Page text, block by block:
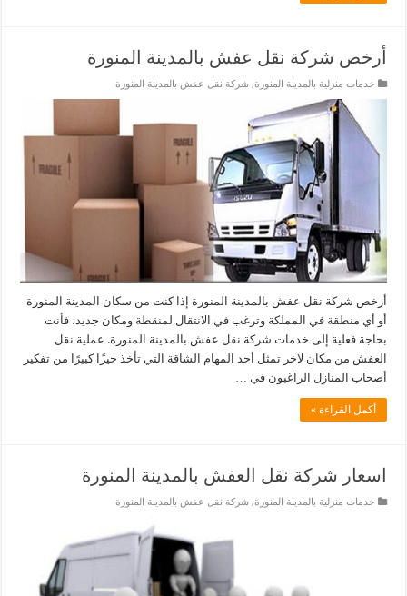
أرخص شركة نقل عفش بالمدينة المنورة
خدمات منزلية بالمدينة المنورة,شركة نقل عفش بالمدينة المنورة
أرخص شركة نقل عفش بالمدينة المنورة إذا كنت من سكان المدينة المنورة
أو أي منطقة في المملكة وترغب في الانتقال لمنقطة ومكان جديد، فأنت
بحاجة فعلية إلى خدمات شركة نقل عفش بالمدينة المنورة. عملية نقل
العفش من مكان لآخر تمثل أحد المهام الشاقة التي تأخذ حيزًا كبيرًا من تفكير
أصحاب المنازل الراغبون في …
أكمل القراءة »
اسعار شركة نقل العفش بالمدينة المنورة
خدمات منزلية بالمدينة المنورة,شركة نقل عفش بالمدينة المنورة